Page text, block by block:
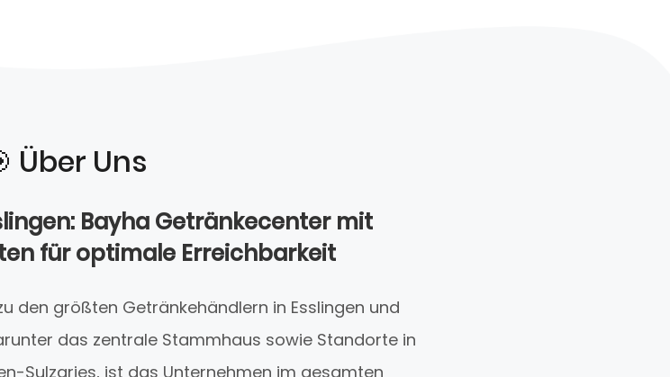
Über Uns
Bayha Getränkecenter mit
für optimale Erreichbarkeit
den größten Getränkehändlern in Esslingen und
das zentrale Stammhaus sowie Standorte in
Sulzgries, ist das Unternehmen im gesamten